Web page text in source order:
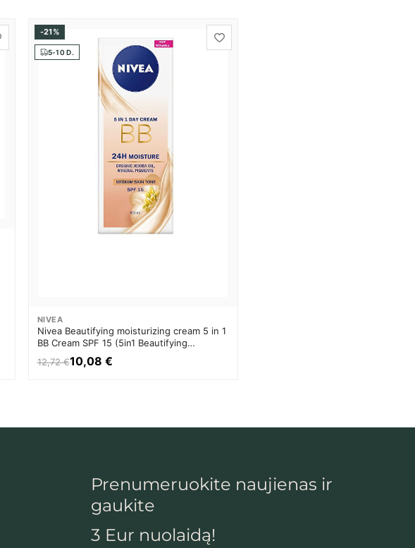
-21%
5-10 D.
NIVEA
Nivea Beautifying moisturizing cream 5 in 1
BB Cream SPF 15 (5in1 Beautifying
Moisturizer) 50 ml - Light BB kremas
Moterims
12,72 €10,08 €
Prenumeruokite naujienas ir
gaukite
3 Eur nuolaidą!